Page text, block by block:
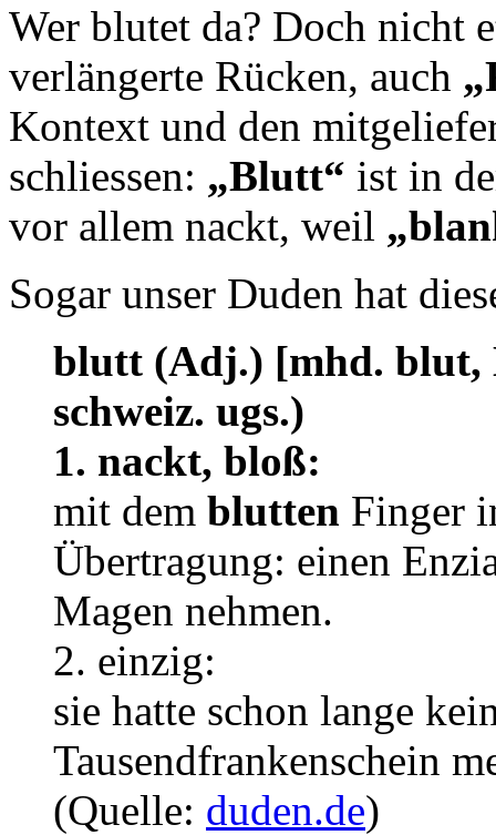
Wer blutet da? Doch nicht
verlängerte Rücken, auch
Kontext und den
schliessen: „Blutt“ ist in
vor allem nackt, weil
Sogar unser Duden hat
blutt (Adj.) [mhd. blut,
schweiz. ugs.)
1. nackt, bloß:
mit dem blutten Finger
Übertragung: einen
Magen nehmen.
2. einzig:
sie hatte schon lange
Tausendfrankenschein
(Quelle: duden.de)